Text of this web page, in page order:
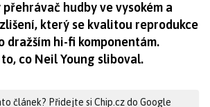
hudby ve vysokém a
který se kvalitou reprodukce
dražším hi-fi komponentám.
co Neil Young sliboval.
článek? Přidejte si Chip.cz do Google